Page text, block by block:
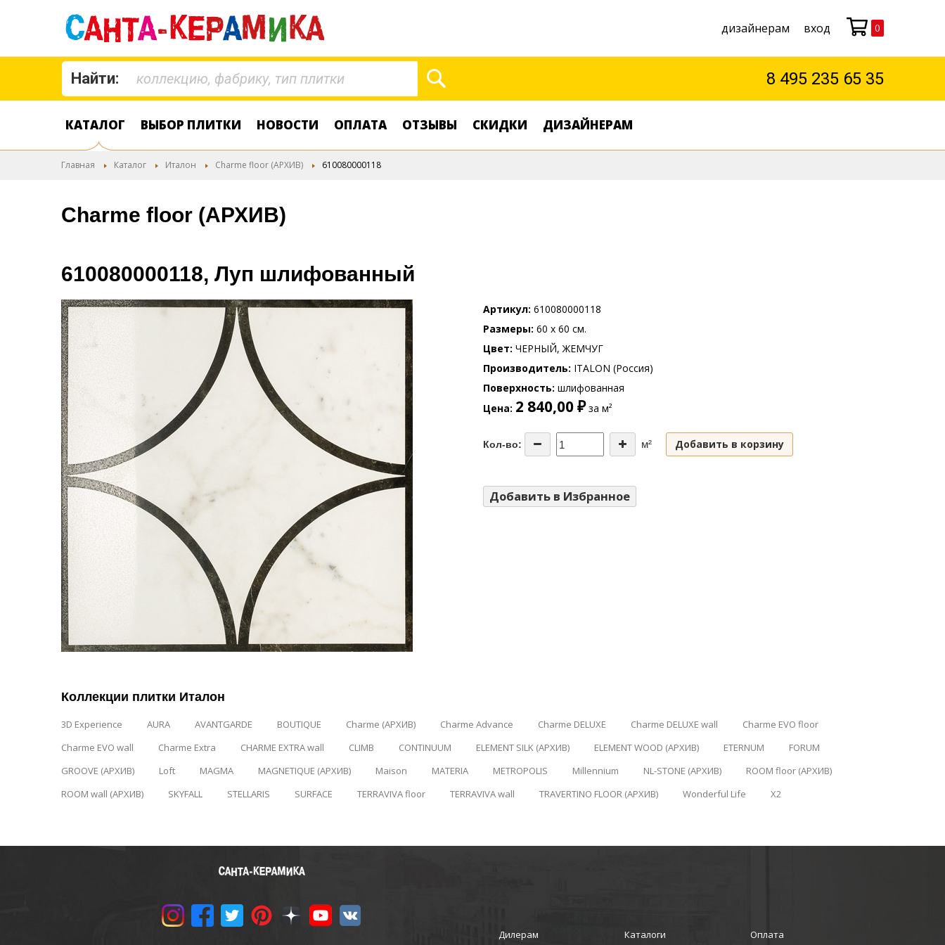
дизайнерам вход Моя корзина
0
Найти: 8 495 235 65 35
КАТАЛОГ ВЫБОР ПЛИТКИ НОВОСТИ ОПЛАТА ОТЗЫВЫ СКИДКИ ДИЗАЙНЕРАМ
Главная Каталог Италон Charme floor (АРХИВ) 610080000118
Charme floor (АРХИВ)
610080000118, Луп шлифованный
Артикул 610080000118
Размеры 60 x 60 см.
Цвет ЧЕРНЫЙ, ЖЕМЧУГ
Производитель ITALON (Россия)
Поверхность шлифованная
Цена 2 840,00 ₽за м²
Кол-во: м² Добавить в корзину
Добавить в Избранное
Коллекции плитки Италон
3D Experience AURA AVANTGARDE BOUTIQUE Charme (АРХИВ) Charme Advance Charme DELUXE Charme DELUXE wall
Charme EVO floor
Charme EVO wall
Charme Extra CHARME EXTRA wall CLIMB CONTINUUM ELEMENT SILK (АРХИВ) ELEMENT WOOD (АРХИВ) ETERNUM
FORUM
GROOVE (АРХИВ)
Loft MAGMA MAGNETIQUE (АРХИВ) Maison MATERIA METROPOLIS Millennium NL-STONE (АРХИВ)
ROOM floor (АРХИВ)
ROOM wall (АРХИВ)
SKYFALL STELLARIS SURFACE TERRAVIVA floor TERRAVIVA wall TRAVERTINO FLOOR (АРХИВ) Wonderful Life X2
Дилерам Каталоги Оплата